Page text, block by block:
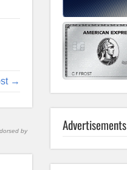
→
by Advertisements